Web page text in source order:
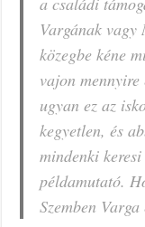
Vargának
közegbe kéne
vajon
ugyan ez az
kegyetlen, és
mindenki
példamutató.
Szemben